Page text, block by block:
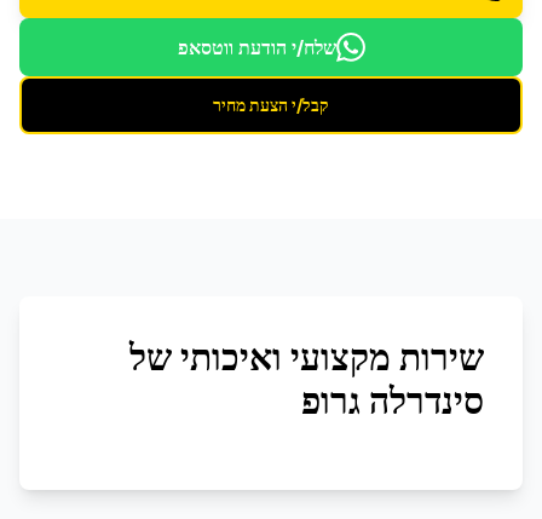
שלח/י הודעת ווטסאפ
קבל/י הצעת מחיר
שירות מקצועי ואיכותי של
סינדרלה גרופ